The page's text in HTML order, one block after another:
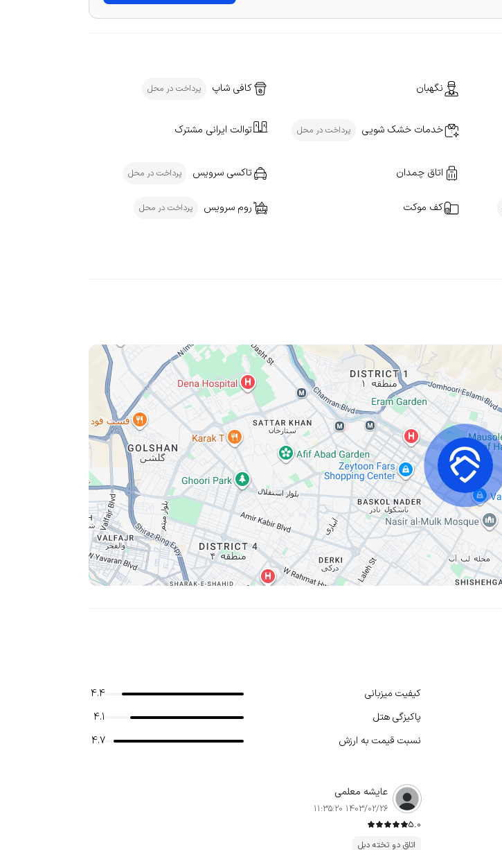
نگهبان کافی شاپ پرداخت در محل
خدمات خشک شویی پرداخت در محل توالت ایرانی مشترک
اتاق چمدان تاکسی سرویس پرداخت در محل
کف موکت روم سرویس پرداخت در محل
کیفیت میزبانی
4.4
پاکیزگی هتل
4.1
نسبت قیمت به ارزش 4.7
عایشه معلمی
1403/02/26 11:35:20
5.0
اتاق دو تخته دبل